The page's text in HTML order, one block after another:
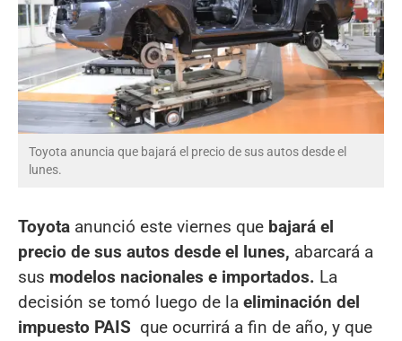
Toyota anuncia que bajará el precio de sus autos desde el
lunes.
Toyota anunció este viernes que bajará el
precio de sus autos desde el lunes, abarcará a
sus modelos nacionales e importados. La
decisión se tomó luego de la eliminación del
impuesto PAIS que ocurrirá a fin de año, y que